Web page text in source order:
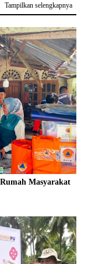
Tampilkan selengkapnya
Masyarakat